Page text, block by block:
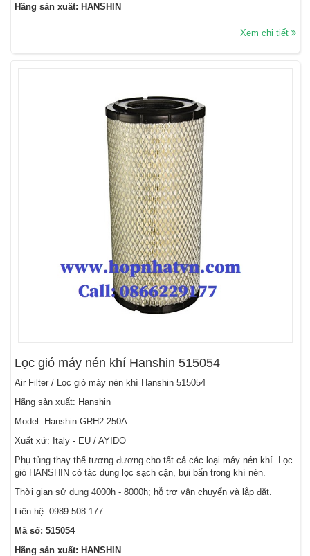
Hãng sản xuất: HANSHIN
Xem chi tiết
Lọc gió máy nén khí Hanshin 515054
Air Filter / Lọc gió máy nén khí Hanshin 515054
Hãng sản xuất: Hanshin
Model: Hanshin GRH2-250A
Xuất xứ: Italy - EU / AYIDO
Phụ tùng thay thế tương đương cho tất cả các loại máy nén khí. Lọc
gió HANSHIN có tác dụng lọc sạch cặn, bụi bẩn trong khí nén.
Thời gian sử dụng 4000h - 8000h; hỗ trợ vận chuyển và lắp đặt.
Liên hệ: 0989 508 177
Mã số: 515054
Hãng sản xuất: HANSHIN